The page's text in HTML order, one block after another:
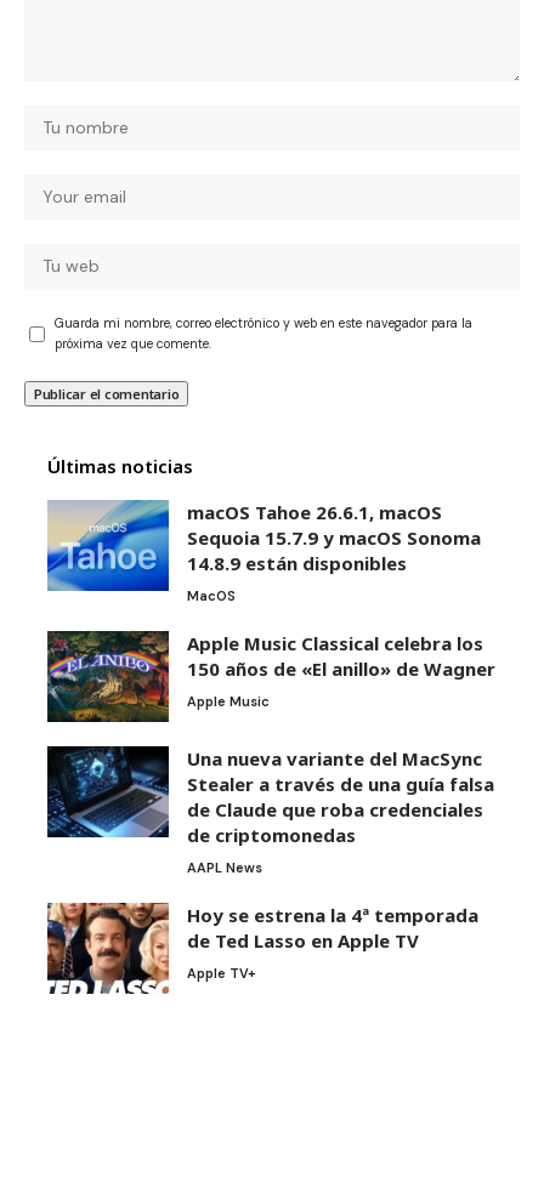
Guarda mi nombre, correo electrónico y web en este navegador para la
próxima vez que comente.
Últimas noticias
macOS Tahoe 26.6.1, macOS
Sequoia 15.7.9 y macOS Sonoma
14.8.9 están disponibles
MacOS
Apple Music Classical celebra los
150 años de «El anillo» de Wagner
Apple Music
Una nueva variante del MacSync
Stealer a través de una guía falsa
de Claude que roba credenciales
de criptomonedas
AAPL News
Hoy se estrena la 4ª temporada
de Ted Lasso en Apple TV
Apple TV+